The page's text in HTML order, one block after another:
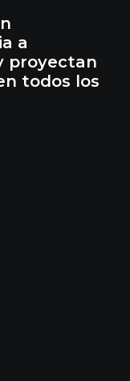
a
proyectan
todos los